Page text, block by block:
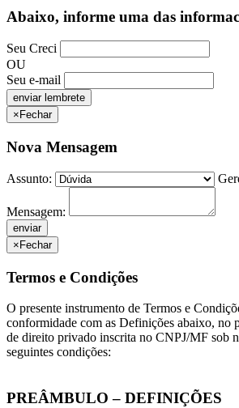
Abaixo, informe uma das
Seu Creci
OU
Seu e-mail
× Fechar
Nova Mensagem
Assunto:
Mensagem:
× Fechar
Termos e Condições
O presente instrumento de Termos e
conformidade com as Definições abaixo,
de direito privado inscrita no CNPJ/MF sob
seguintes condições:
PREÂMBULO – DEFINIÇÕES